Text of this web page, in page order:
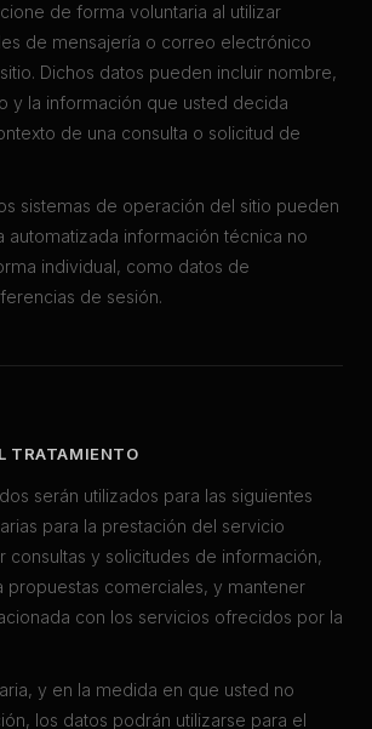
de forma voluntaria al utilizar
de mensajería o correo electrónico
Dichos datos pueden incluir nombre,
y la información que usted decida
de una consulta o solicitud de
sistemas de operación del sitio pueden
automatizada información técnica no
individual, como datos de
de sesión.
TRATAMIENTO
serán utilizados para las siguientes
para la prestación del servicio
consultas y solicitudes de información,
propuestas comerciales, y mantener
con los servicios ofrecidos por la
y en la medida en que usted no
los datos podrán utilizarse para el